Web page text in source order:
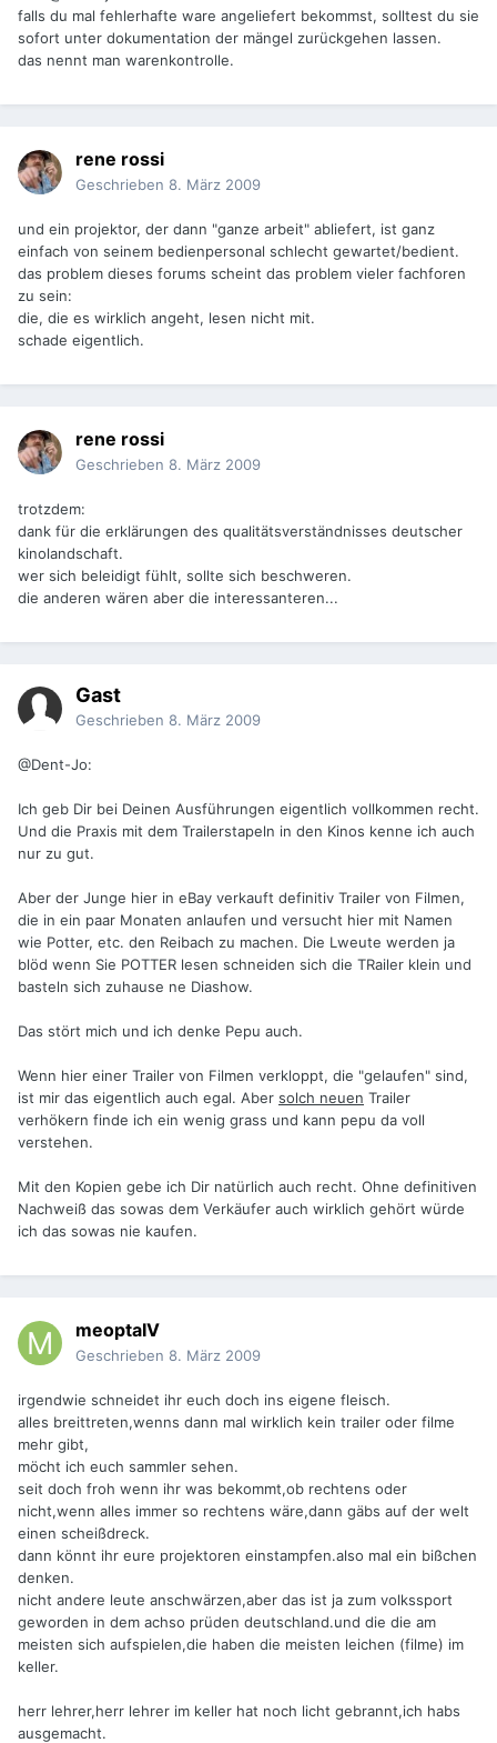
falls du mal fehlerhafte ware angeliefert bekommst, solltest du sie
sofort unter dokumentation der mängel zurückgehen lassen.
das nennt man warenkontrolle.
rene rossi
Geschrieben 8. März 2009
und ein projektor, der dann "ganze arbeit" abliefert, ist ganz
einfach von seinem bedienpersonal schlecht gewartet/bedient.
das problem dieses forums scheint das problem vieler fachforen
zu sein:
die, die es wirklich angeht, lesen nicht mit.
schade eigentlich.
rene rossi
Geschrieben 8. März 2009
trotzdem:
dank für die erklärungen des qualitätsverständnisses deutscher
kinolandschaft.
wer sich beleidigt fühlt, sollte sich beschweren.
die anderen wären aber die interessanteren...
Gast
Geschrieben 8. März 2009
@Dent-Jo:
Ich geb Dir bei Deinen Ausführungen eigentlich vollkommen recht.
Und die Praxis mit dem Trailerstapeln in den Kinos kenne ich auch
nur zu gut.
Aber der Junge hier in eBay verkauft definitiv Trailer von Filmen,
die in ein paar Monaten anlaufen und versucht hier mit Namen
wie Potter, etc. den Reibach zu machen. Die Lweute werden ja
blöd wenn Sie POTTER lesen schneiden sich die TRailer klein und
basteln sich zuhause ne Diashow.
Das stört mich und ich denke Pepu auch.
Wenn hier einer Trailer von Filmen verkloppt, die "gelaufen" sind,
ist mir das eigentlich auch egal. Aber solch neuen Trailer
verhökern finde ich ein wenig grass und kann pepu da voll
verstehen.
Mit den Kopien gebe ich Dir natürlich auch recht. Ohne definitiven
Nachweiß das sowas dem Verkäufer auch wirklich gehört würde
ich das sowas nie kaufen.
meoptaIV
Geschrieben 8. März 2009
irgendwie schneidet ihr euch doch ins eigene fleisch.
alles breittreten,wenns dann mal wirklich kein trailer oder filme
mehr gibt,
möcht ich euch sammler sehen.
seit doch froh wenn ihr was bekommt,ob rechtens oder
nicht,wenn alles immer so rechtens wäre,dann gäbs auf der welt
einen scheißdreck.
dann könnt ihr eure projektoren einstampfen.also mal ein bißchen
denken.
nicht andere leute anschwärzen,aber das ist ja zum volkssport
geworden in dem achso prüden deutschland.und die die am
meisten sich aufspielen,die haben die meisten leichen (filme) im
keller.
herr lehrer,herr lehrer im keller hat noch licht gebrannt,ich habs
ausgemacht.